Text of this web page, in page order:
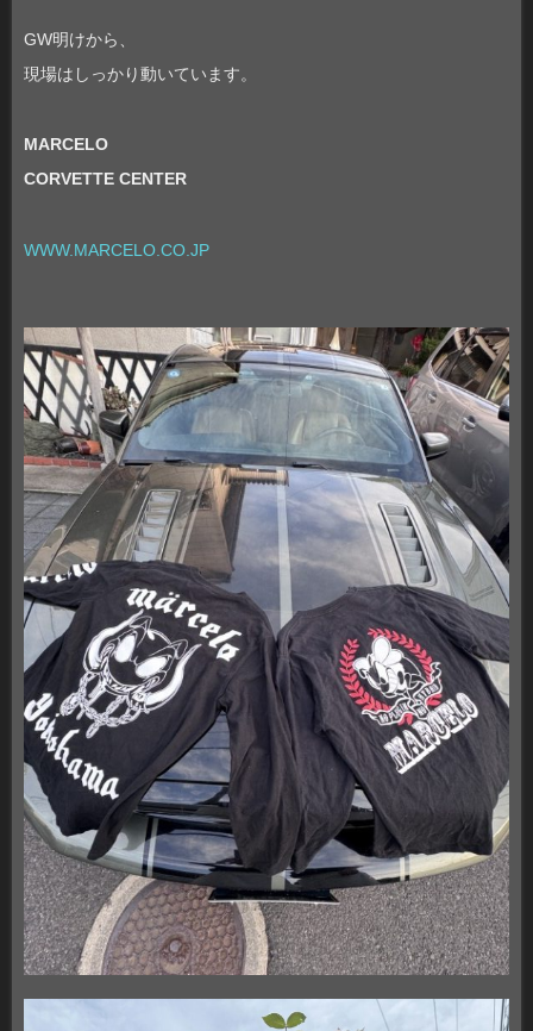
GW明けから、
現場はしっかり動いています。
MARCELO
CORVETTE CENTER
WWW.MARCELO.CO.JP